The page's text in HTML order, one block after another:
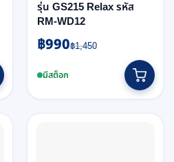
รุ่น GS215 Relax รหัส
RM-WD12
฿1,450
Original
was:
฿990
Current
is:มีสต็อก